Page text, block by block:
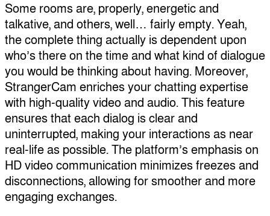
Some rooms are, properly, energetic and
talkative, and others, well… fairly empty. Yeah,
the complete thing actually is dependent upon
who’s there on the time and what kind of dialogue
you would be thinking about having. Moreover,
StrangerCam enriches your chatting expertise
with high-quality video and audio. This feature
ensures that each dialog is clear and
uninterrupted, making your interactions as near
real-life as possible. The platform’s emphasis on
HD video communication minimizes freezes and
disconnections, allowing for smoother and more
engaging exchanges.